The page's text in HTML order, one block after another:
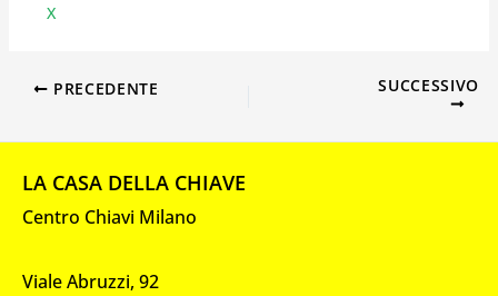
X
PRECEDENTE SUCCESSIVO
LA CASA DELLA CHIAVE
Centro Chiavi Milano
Viale Abruzzi, 92